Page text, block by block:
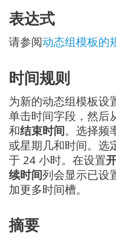
表达式
请参阅动态组模板的
时间规则
为新的动态组模板设
单击时间字段，然后
和结束时间。选择频
或星期几和时间。选
于 24 小时。在设置
续时间列会显示已设
加更多时间槽。
摘要